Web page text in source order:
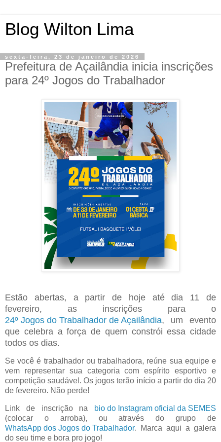
Blog Wilton Lima
sexta-feira, 23 de janeiro de 2026
Prefeitura de Açailândia inicia inscrições
para 24º Jogos do Trabalhador
Estão abertas, a partir de hoje até dia 11 de
fevereiro, as inscrições para o
24º Jogos do Trabalhador de Açailândia, um evento
que celebra a força de quem constrói essa cidade
todos os dias.
Se você é trabalhador ou trabalhadora, reúne sua equipe e
vem representar sua categoria com espírito esportivo e
competição saudável. Os jogos terão início a partir do dia 20
de fevereiro. Não perde!
Link de inscrição na
bio do Instagram oficial da SEMES
(colocar o arroba), ou através do grupo de
WhatsApp dos Jogos do Trabalhador. Marca aqui a galera
do seu time e bora pro jogo!